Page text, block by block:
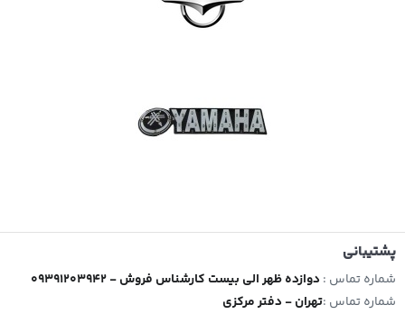
پشتیبانی
شماره تماس : 09391203942 - دوازده ظهر الی بیست کارشناس فروش
شماره تماس :تهران - دفتر مرکزی